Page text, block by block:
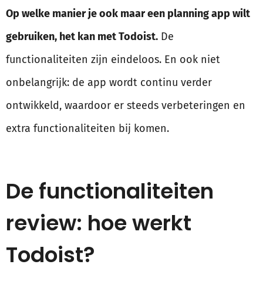
Op welke manier je ook maar een planning app wilt
gebruiken, het kan met Todoist. De
functionaliteiten zijn eindeloos. En ook niet
onbelangrijk: de app wordt continu verder
ontwikkeld, waardoor er steeds verbeteringen en
extra functionaliteiten bij komen.
De functionaliteiten
review: hoe werkt
Todoist?